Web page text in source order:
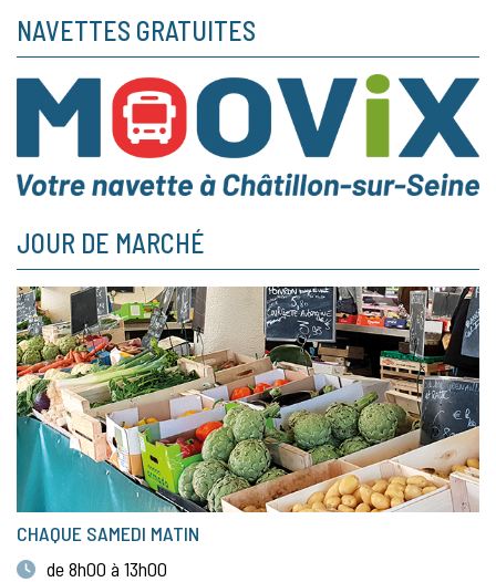
NAVETTES GRATUITES
JOUR DE MARCHÉ
CHAQUE SAMEDI MATIN
de 8h00 à 13h00